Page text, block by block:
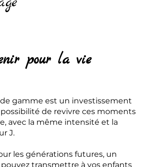
pour la vie
gamme est un investissement
de revivre ces moments
avec la même intensité et la
J.
les générations futures, un
transmettre à vos enfants